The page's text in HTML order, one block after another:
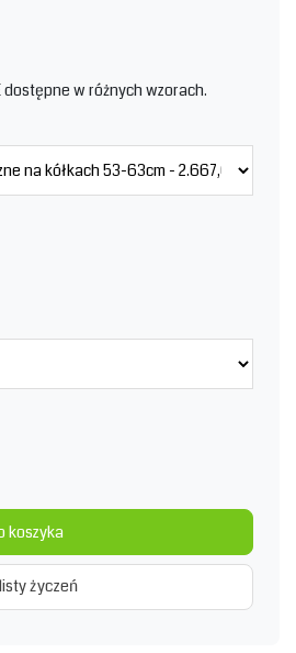
dostępne w różnych wzorach.
koszyka
życzeń